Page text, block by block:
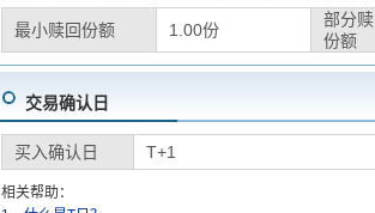
最小赎回份额 1.00份
部分
份额
交易确认日
买入确认日 T+1
相关帮助：